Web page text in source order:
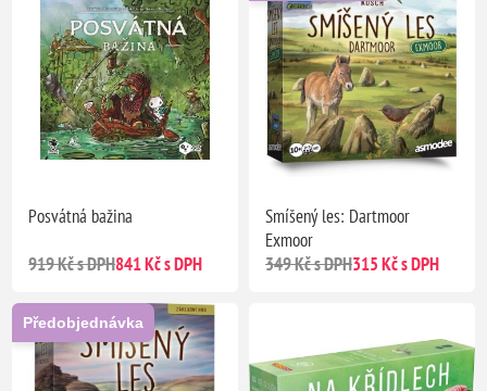
Posvátná bažina
919 Kč s DPH841 Kč s DPH
Smíšený les: Dartmoor
Exmoor
349 Kč s DPH315 Kč s DPH
Předobjednávka